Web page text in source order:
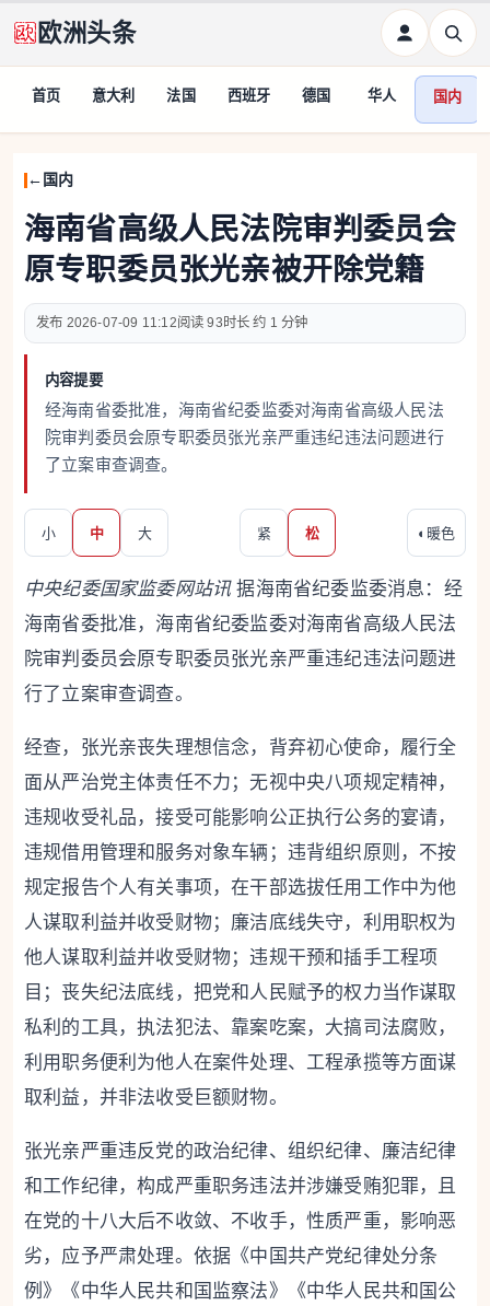
欧洲头条
首页 意大利 法国 西班牙 德国 华人 国内
国内
海南省高级人民法院审判委员会
原专职委员张光亲被开除党籍
2026-07-09 11:12 93 约 1 分钟
内容提要
经海南省委批准，海南省纪委监委对海南省高级人民法
院审判委员会原专职委员张光亲严重违纪违法问题进行
了立案审查调查。
小 中 大 紧 松 ◐ 暖色
中央纪委国家监委网站讯据海南省纪委监委消息：经
海南省委批准，海南省纪委监委对海南省高级人民法
院审判委员会原专职委员张光亲严重违纪违法问题进
行了立案审查调查。
经查，张光亲丧失理想信念，背弃初心使命，履行全
面从严治党主体责任不力；无视中央八项规定精神，
违规收受礼品，接受可能影响公正执行公务的宴请，
违规借用管理和服务对象车辆；违背组织原则，不按
规定报告个人有关事项，在干部选拔任用工作中为他
人谋取利益并收受财物；廉洁底线失守，利用职权为
他人谋取利益并收受财物；违规干预和插手工程项
目；丧失纪法底线，把党和人民赋予的权力当作谋取
私利的工具，执法犯法、靠案吃案，大搞司法腐败，
利用职务便利为他人在案件处理、工程承揽等方面谋
取利益，并非法收受巨额财物。
张光亲严重违反党的政治纪律、组织纪律、廉洁纪律
和工作纪律，构成严重职务违法并涉嫌受贿犯罪，且
在党的十八大后不收敛、不收手，性质严重，影响恶
劣，应予严肃处理。依据《中国共产党纪律处分条
例》《中华人民共和国监察法》《中华人民共和国公